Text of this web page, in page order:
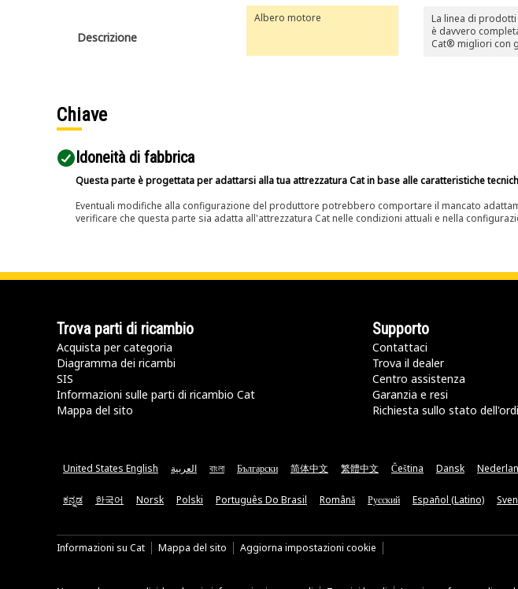
Descrizione
Albero motore
La linea di prodotti
è davvero
Cat® migliori con
Chiave
Idoneità di fabbrica
Questa parte è progettata per adattarsi alla tua attrezzatura Cat in base alle caratteristiche
Eventuali modifiche alla configurazione del produttore potrebbero comportare il mancato
verificare che questa parte sia adatta all'attrezzatura Cat nelle condizioni attuali e nella
Trova parti di ricambio
Acquista per categoria
Diagramma dei ricambi
SIS
Informazioni sulle parti di ricambio Cat
Mappa del sito
Supporto
Contattaci
Trova il dealer
Centro assistenza
Garanzia e resi
Richiesta sullo stato
United States English العربية বাংলা Български 简体中文 繁體中文 Čeština Dansk
ಕನ್ನಡ 한국어 Norsk Polski Português Do Brasil Română Русский Español (Latino)
Informazioni su Cat Mappa del sito Aggiorna impostazioni cookie